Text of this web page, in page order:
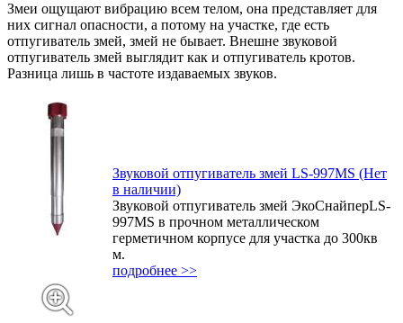
Змеи ощущают вибрацию всем телом, она представляет для
них сигнал опасности, а потому на участке, где есть
отпугиватель змей, змей не бывает. Внешне звуковой
отпугиватель змей выглядит как и отпугиватель кротов.
Разница лишь в частоте издаваемых звуков.
Звуковой отпугиватель змей LS-997MS (Нет
в наличии)
Звуковой отпугиватель змей ЭкоСнайперLS-
997MS в прочном металлическом
герметичном корпусе для участка до 300кв
м.
подробнее >>